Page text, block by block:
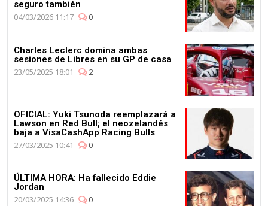
seguro también
04/03/2026 11:17
0
Charles Leclerc domina ambas
sesiones de Libres en su GP de casa
23/05/2025 18:01
2
OFICIAL: Yuki Tsunoda reemplazará a
Lawson en Red Bull; el neozelandés
baja a VisaCashApp Racing Bulls
27/03/2025 10:41
0
ÚLTIMA HORA: Ha fallecido Eddie
Jordan
20/03/2025 14:36
0